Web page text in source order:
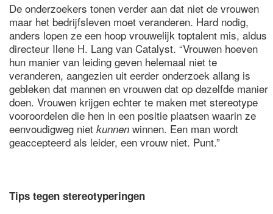
De onderzoekers tonen verder aan dat niet de vrouwen
maar het bedrijfsleven moet veranderen. Hard nodig,
anders lopen ze een hoop vrouwelijk toptalent mis, aldus
directeur Ilene H. Lang van Catalyst. “Vrouwen hoeven
hun manier van leiding geven helemaal niet te
veranderen, aangezien uit eerder onderzoek allang is
gebleken dat mannen en vrouwen dat op dezelfde manier
doen. Vrouwen krijgen echter te maken met stereotype
vooroordelen die hen in een positie plaatsen waarin ze
eenvoudigweg niet kunnen winnen. Een man wordt
geaccepteerd als leider, een vrouw niet. Punt.”
Tips tegen stereotyperingen